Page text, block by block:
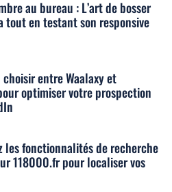
au bureau : L’art de bosser
tout en testant son responsive
entre Waalaxy et
optimiser votre prospection
les fonctionnalités de recherche
118000.fr pour localiser vos